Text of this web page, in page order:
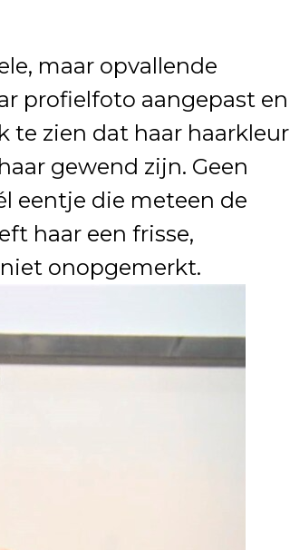
maar opvallende
profielfoto aangepast en
te zien dat haar haarkleur
gewend zijn. Geen
eentje die meteen de
haar een frisse,
onopgemerkt.